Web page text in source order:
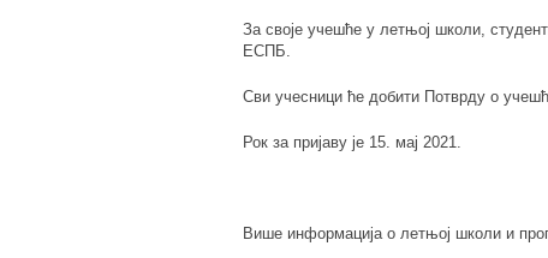
За своје учешће у летњој школи,
ЕСПБ.
Сви учесници ће добити Потврду о
Рок за пријаву је 15. мај 2021.
Више информација о летњој школи и